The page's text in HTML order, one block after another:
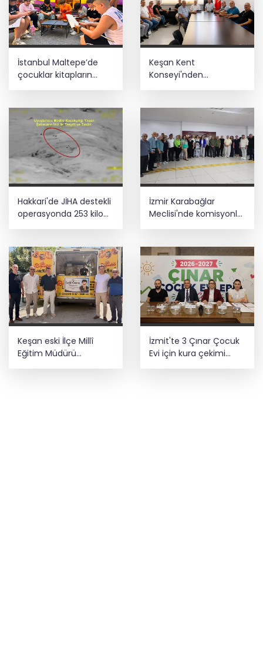
İstanbul Maltepe’de
çocuklar kitapların
Keşan Kent
Konseyi'nden
Hakkari'de JİHA destekli
operasyonda 253 kilo
esrar ele geçirildi
İzmir Karabağlar
Meclisi'nde komisyonlar
yeniden şekillendi
Keşan eski İlçe Millî
Eğitim Müdürü
İzmit'te 3 Çınar Çocuk
Evi için kura çekimi